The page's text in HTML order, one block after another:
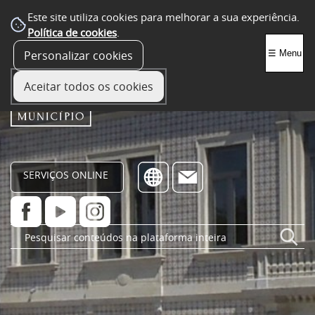
Este site utiliza cookies para melhorar a sua experiência.
Política de cookies.
Personalizar cookies
Aceitar todos os cookies
SERVIÇOS ONLINE
☰ Menu